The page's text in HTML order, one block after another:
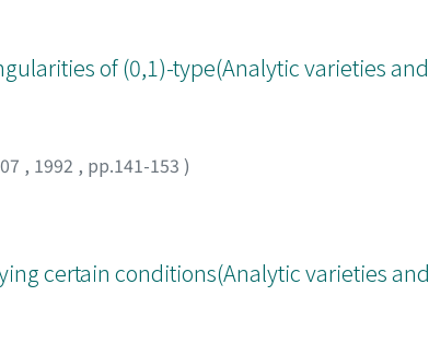
of (0,1)-type(Analytic varieties and
, 1992 , pp.141-153 )
certain conditions(Analytic varieties and